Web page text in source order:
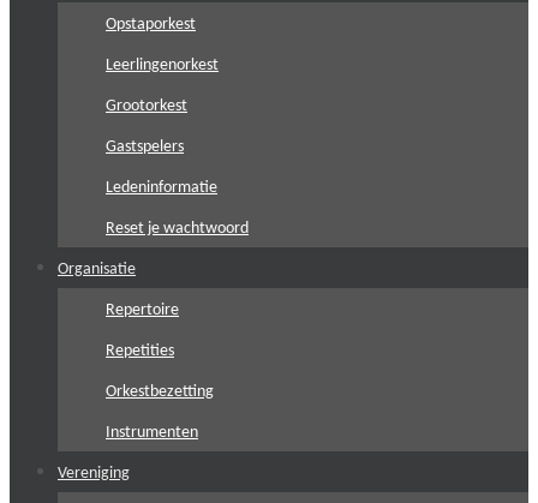
Opstaporkest
Leerlingenorkest
Grootorkest
Gastspelers
Ledeninformatie
Reset je wachtwoord
Organisatie
Repertoire
Repetities
Orkestbezetting
Instrumenten
Vereniging